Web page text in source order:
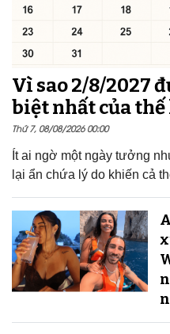
Vì sao 2/8/2027
biệt nhất của thế
Thứ 7, 08/08/2026 00:00
Ít ai ngờ một ngày tưởng
lại ẩn chứa lý do khiến cả